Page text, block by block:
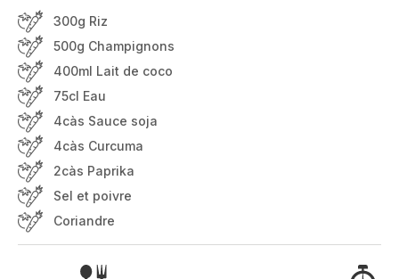
300g Riz
500g Champignons
400ml Lait de coco
75cl Eau
4càs Sauce soja
4càs Curcuma
2càs Paprika
Sel et poivre
Coriandre